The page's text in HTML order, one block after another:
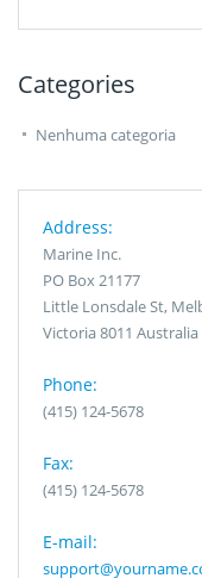
Categories
Nenhuma categoria
Address:
Marine Inc.
PO Box 21177
Little Lonsdale St,
Victoria 8011 Australia
Phone:
(415) 124-5678
Fax:
(415) 124-5678
E-mail: